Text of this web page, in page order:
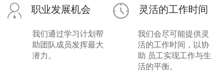
职业发展机会
我们通过学习计划帮
助团队成员发挥最大
潜力。
灵活的工作时间
我们会尽可能提供灵
活的工作时间，以协
助 员工实现工作与生
活的平衡。